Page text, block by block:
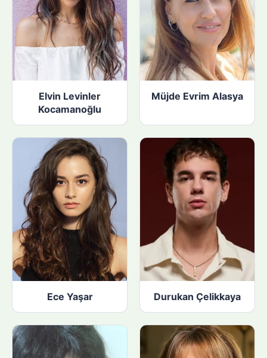
Elvin Levinler
Kocamanoğlu
Müjde Evrim Alasya
Ece Yaşar Durukan Çelikkaya